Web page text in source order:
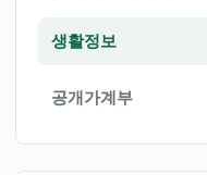
생활정보
공개가계부